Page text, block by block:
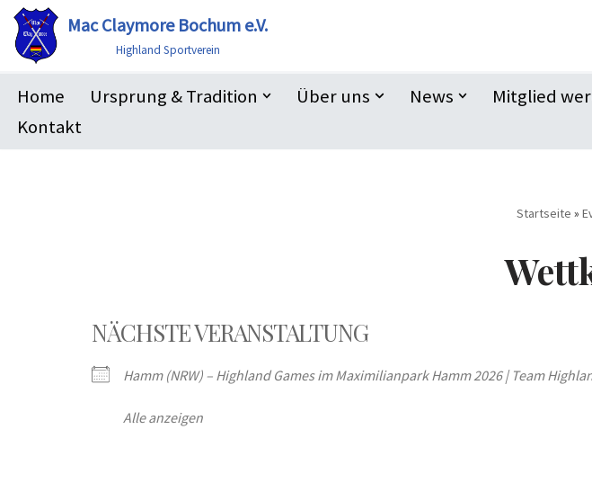
Zum
Inhalt
springen
Mac Claymore Bochum e.V.
Highland Sportverein
Home Ursprung & Tradition Über uns News Mitglied
Kontakt
Startseite »
NÄCHSTE VERANSTALTUNG
Hamm (NRW) – Highland Games im Maximilianpark Hamm 2026 | Team
Alle anzeigen